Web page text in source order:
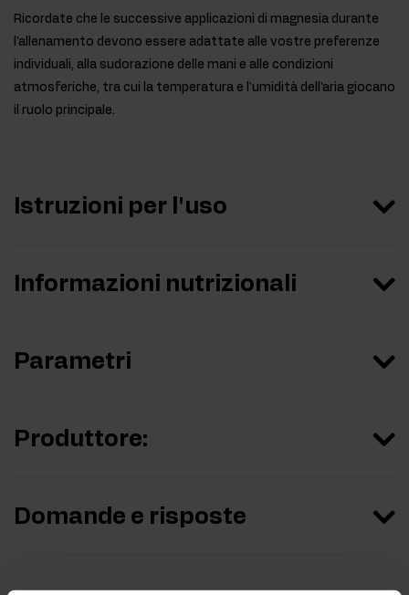
Ricordate che le successive applicazioni di magnesia durante
l'allenamento devono essere adattate alle vostre preferenze
individuali, alla sudorazione delle mani e alle condizioni
atmosferiche, tra cui la temperatura e l'umidità dell'aria giocano
il ruolo principale.
Istruzioni per l'uso
Informazioni nutrizionali
Parametri
Produttore:
Domande e risposte